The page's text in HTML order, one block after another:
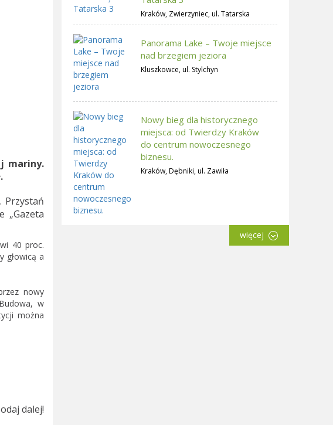
mariny.
Przystań
„Gazeta
40 proc.
głowicą a
nowy
w
można
dalej!
Kraków, Zwierzyniec, ul. Tatarska
Panorama Lake – Twoje miejsce
nad brzegiem jeziora
Kluszkowce, ul. Stylchyn
Nowy bieg dla historycznego
miejsca: od Twierdzy Kraków
do centrum nowoczesnego
biznesu.
Kraków, Dębniki, ul. Zawiła
więcej